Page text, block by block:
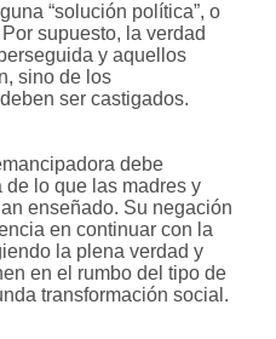
“solución política”, o
supuesto, la verdad
y aquellos
sino de los
ser castigados.
debe
lo que las madres y
enseñado. Su negación
en continuar con la
la plena verdad y
en el rumbo del tipo de
transformación social.